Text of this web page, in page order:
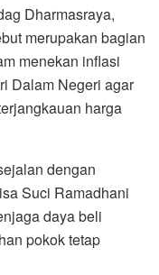
Dharmasraya,
merupakan bagian
menekan inflasi
Dalam Negeri agar
harga
dengan
Suci Ramadhani
daya beli
pokok tetap